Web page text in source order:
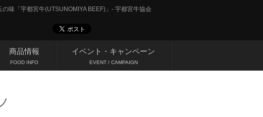
味「宇都宮牛(UTSUNOMIYA BEEF)」- 宇都宮牛協会
商品情報
FOOD INFO
イベント・キャンペーン
EVENT / CAMPAIGN